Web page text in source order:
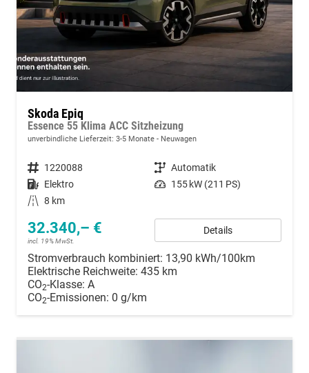
Skoda Epiq
Essence 55 Klima ACC Sitzheizung
unverbindliche Lieferzeit: 3-5 Monate Neuwagen
Fahrzeugnummer 1220088 Getriebe Automatik
Kraftstoff Elektro Leistung 155 kW (211 PS)
Kilometerstand 8 km
32.340,– €
incl. 19% MwSt.
Details
Stromverbrauch kombiniert: 13,90 kWh/100km
Elektrische Reichweite: 435 km
CO2-Klasse: A
CO2-Emissionen: 0 g/km